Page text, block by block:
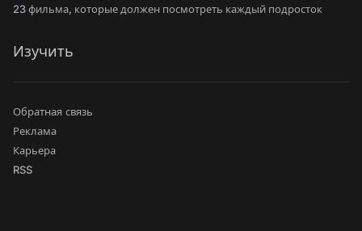
23 фильма, которые должен посмотреть каждый подросток
Изучить
Обратная связь
Реклама
Карьера
RSS